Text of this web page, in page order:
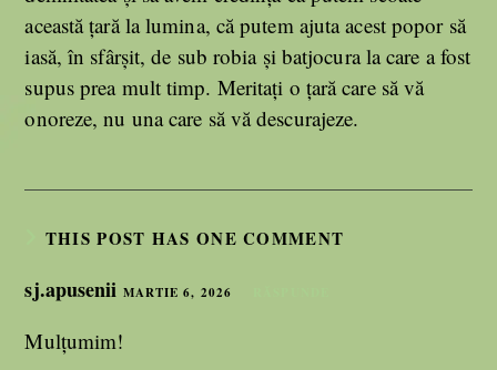
această țară la lumina, că putem ajuta acest popor să
iasă, în sfârșit, de sub robia și batjocura la care a fost
supus prea mult timp. Meritați o țară care să vă
onoreze, nu una care să vă descurajeze.
THIS POST HAS ONE COMMENT
sj.apusenii MARTIE 6, 2026
Mulțumim!